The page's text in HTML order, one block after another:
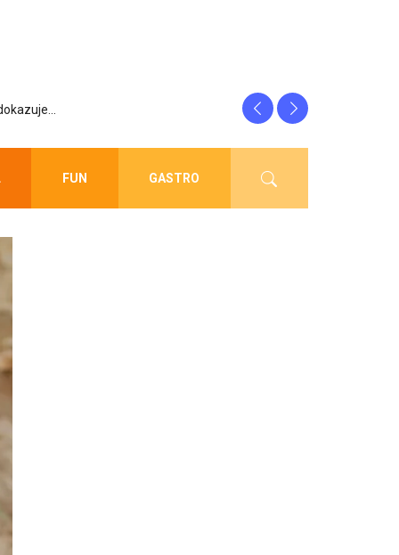
c... PreviousNext
FUN GASTRO